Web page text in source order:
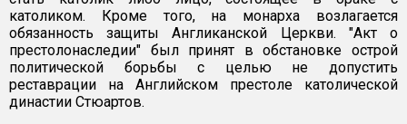
католиком. Кроме того, на монарха возлагается
обязанность защиты Англиканской Церкви. "Акт о
престолонаследии" был принят в обстановке острой
политической борьбы с целью не допустить
реставрации на Английском престоле католической
династии Стюартов.